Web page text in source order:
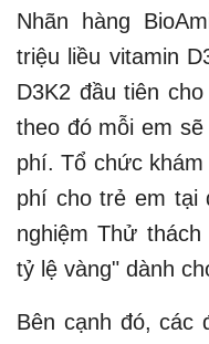
Nhãn hàng
triệu liều vitamin
D3K2 đầu tiên
theo đó mỗi em
phí. Tổ chức
phí cho trẻ em tại
nghiệm Thử
tỷ lệ vàng" dành
Bên cạnh đó, các